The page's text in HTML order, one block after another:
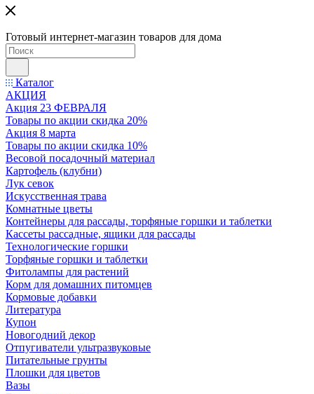
Готовый интернет-магазин товаров для дома
Каталог
АКЦИЯ
Акция 23 ФЕВРАЛЯ
Товары по акции скидка 20%
Акция 8 марта
Товары по акции скидка 10%
Весовой посадочный материал
Картофель (клубни)
Лук севок
Искусственная трава
Комнатные цветы
Контейнеры для рассады, торфяные горшки и таблетки
Кассеты рассадные, ящики для рассады
Технологические горшки
Торфяные горшки и таблетки
Фитолампы для растений
Корм для домашних питомцев
Кормовые добавки
Литература
Купон
Новогодний декор
Отпугиватели ультразвуковые
Питательные грунты
Плошки для цветов
Вазы